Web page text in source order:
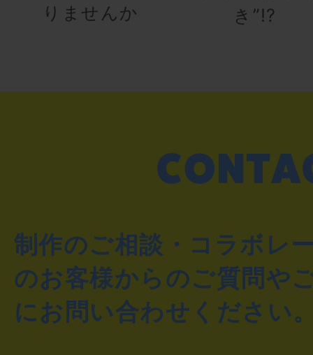
りませんか
き”!?
制作のご相談・コラボレ
のお客様からのご質問や
にお問い合わせください